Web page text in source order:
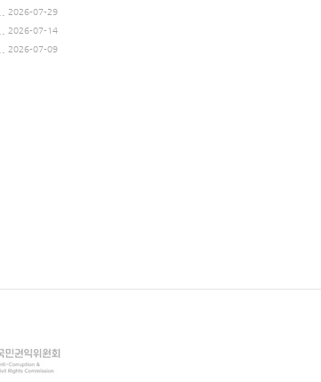
2026-07-29
2026-07-14
2026-07-09